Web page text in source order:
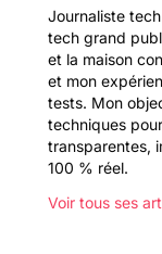
Journaliste
tech grand
et la maison
et mon
tests. Mon
techniques
transparentes,
100 % réel.
Voir tous ses